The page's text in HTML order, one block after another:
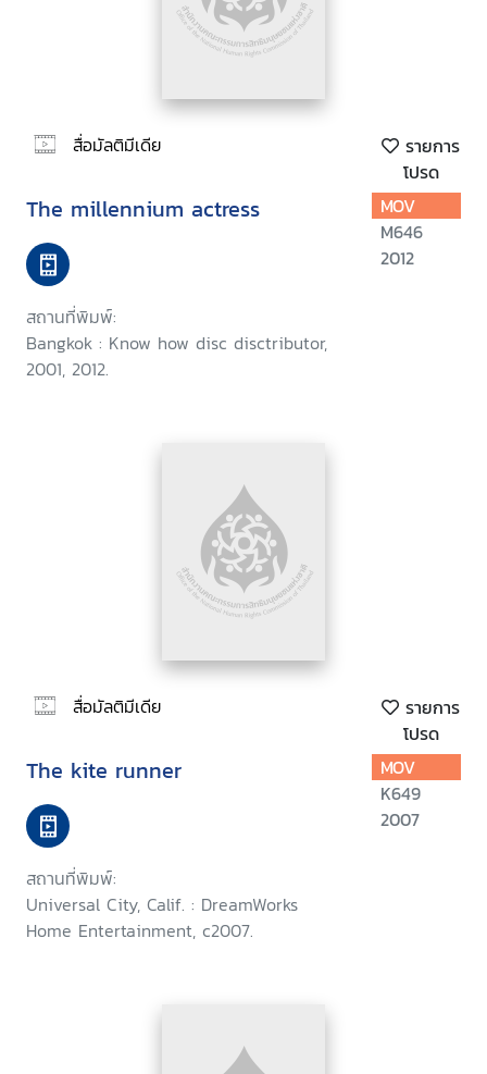
สื่อมัลติมีเดีย
รายการ
โปรด
The millennium actress
สถานที่พิมพ์:
Bangkok : Know how disc disctributor,
2001, 2012.
MOV
M646
2012
สื่อมัลติมีเดีย
รายการ
โปรด
The kite runner
สถานที่พิมพ์:
Universal City, Calif. : DreamWorks
Home Entertainment, c2007.
MOV
K649
2007